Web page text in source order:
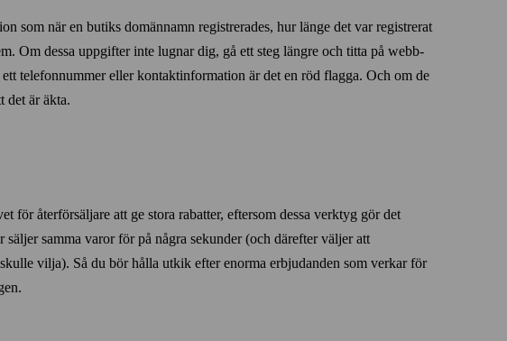
som när en butiks domännamn registrerades, hur länge det var registrerat
Om dessa uppgifter inte lugnar dig, gå ett steg längre och titta på webb­
telefon­nummer eller kontakt­information är det en röd flagga. Och om de
det är äkta.
för åter­försäljare att ge stora rabatter, eftersom dessa verktyg gör det
samma varor för på några sekunder (och därefter väljer att
vilja). Så du bör hålla utkik efter enorma erbjudanden som verkar för